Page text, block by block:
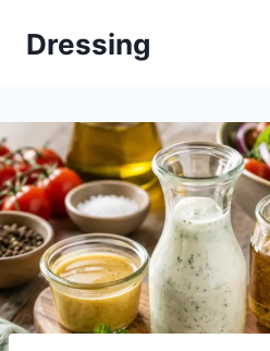
Dressing